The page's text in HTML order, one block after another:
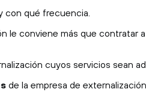
con qué frecuencia.
le conviene más que contratar
cuyos servicios sean
de la empresa de externalización.